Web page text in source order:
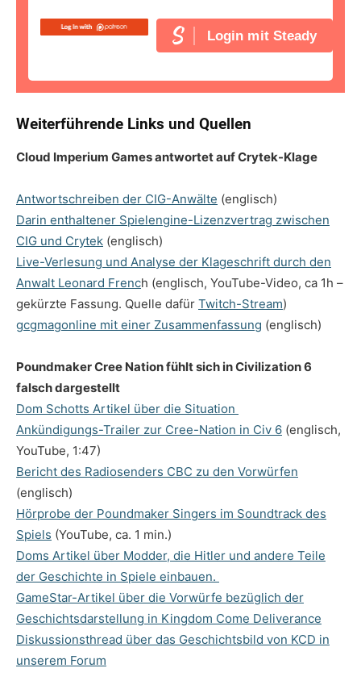
Login mit Steady
Weiterführende Links und Quellen
Cloud Imperium Games antwortet auf Crytek-Klage
Antwortschreiben der CIG-Anwälte (englisch)
Darin enthaltener Spielengine-Lizenzvertrag zwischen
CIG und Crytek (englisch)
Live-Verlesung und Analyse der Klageschrift durch den
Anwalt Leonard French (englisch, YouTube-Video, ca 1h –
gekürzte Fassung. Quelle dafür Twitch-Stream)
gcgmagonline mit einer Zusammenfassung (englisch)
Poundmaker Cree Nation fühlt sich in Civilization 6
falsch dargestellt
Dom Schotts Artikel über die Situation
Ankündigungs-Trailer zur Cree-Nation in Civ 6 (englisch,
YouTube, 1:47)
Bericht des Radiosenders CBC zu den Vorwürfen
(englisch)
Hörprobe der Poundmaker Singers im Soundtrack des
Spiels (YouTube, ca. 1 min.)
Doms Artikel über Modder, die Hitler und andere Teile
der Geschichte in Spiele einbauen.
GameStar-Artikel über die Vorwürfe bezüglich der
Geschichtsdarstellung in Kingdom Come Deliverance
Diskussionsthread über das Geschichtsbild von KCD in
unserem Forum